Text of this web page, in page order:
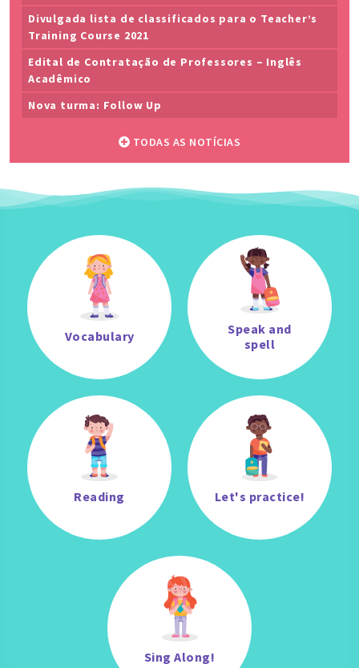
Divulgada lista de classificados para o Teacher’s
Training Course 2021
Edital de Contratação de Professores – Inglês
Acadêmico
Nova turma: Follow Up
TODAS AS NOTÍCIAS
Vocabulary
Speak and
spell
Reading Let's practice!
Sing Along!